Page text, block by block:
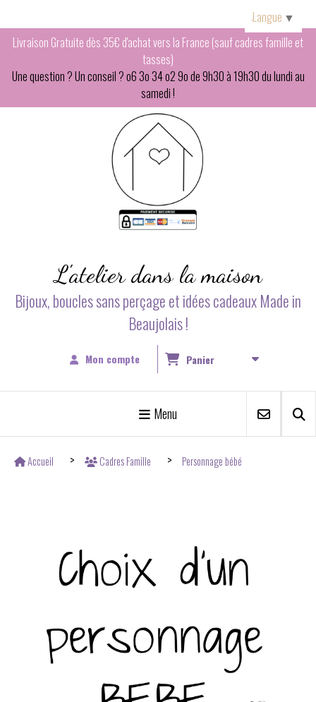
Livraison Gratuite dès 35€ d'achat vers la France (sauf cadres famille et
tasses)
Une question ? Un conseil ? o6 3o 34 o2 9o de 9h30 à 19h30 du lundi au
samedi !
L'atelier dans la maison
Bijoux, boucles sans perçage et idées cadeaux Made in
Beaujolais !
Mon compte Panier
Menu
Accueil Cadres Famille Personnage bébé
Langue ▼